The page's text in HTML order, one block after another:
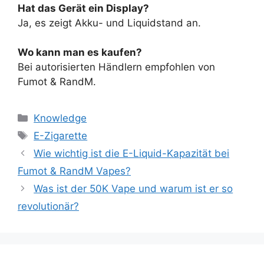
Hat das Gerät ein Display?
Ja, es zeigt Akku- und Liquidstand an.
Wo kann man es kaufen?
Bei autorisierten Händlern empfohlen von
Fumot & RandM.
Knowledge
E-Zigarette
Wie wichtig ist die E-Liquid-Kapazität bei
Fumot & RandM Vapes?
Was ist der 50K Vape und warum ist er so
revolutionär?